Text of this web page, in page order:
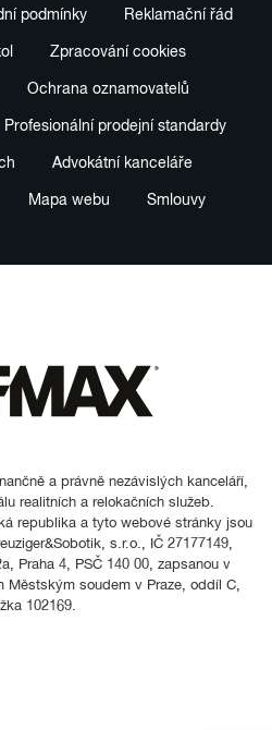
podmínky Reklamační řád
Zpracování cookies
Ochrana oznamovatelů
Profesionální prodejní standardy
Advokátní kanceláře
Mapa webu Smlouvy
a právně nezávislých kanceláří,
realitních a relokačních služeb.
republika a tyto webové stránky jsou
s.r.o., IČ 27177149,
Praha 4, PSČ 140 00, zapsanou v
Městským soudem v Praze, oddíl C,
102169.